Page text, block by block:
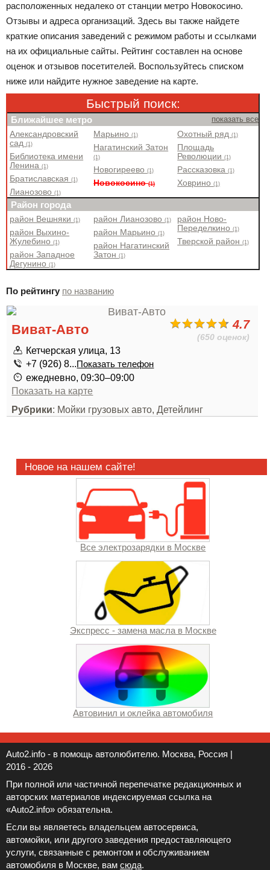
расположенных недалеко от станции метро Новокосино.
Отзывы и адреса организаций. Здесь вы также найдете
краткие описания заведений с режимом работы и ссылками
на их официальные сайты. Рейтинг составлен на основе
оценок и отзывов посетителей. Воспользуйтесь списком
ниже или найдите нужное заведение на карте.
Быстрый поиск:
Ближайшее метро показать все
Александровский
сад(1)
Библиотека имени
Ленина(1)
Братиславская(1)
Лианозово(1)
Марьино(1)
Нагатинский Затон
(1)
Новогиреево(1)
Новокосино(1)
Охотный ряд(1)
Площадь
Революции(1)
Рассказовка(1)
Ховрино(1)
Район города
район Вешняки(1)
район Выхино-
Жулебино(1)
район Западное
Дегунино(1)
район Лианозово(1)
район Марьино(1)
район Нагатинский
Затон(1)
район Ново-
Переделкино(1)
Тверской район(1)
По рейтингу по названию
4.7
(650 оценок)
Виват-Авто
Кетчерская улица, 13
+7 (926) 8...Показать телефон
ежедневно, 09:30–09:00
Показать на карте
Рубрики: Мойки грузовых авто, Детейлинг
Новое на нашем сайте!
Все электрозарядки в Москве
Экспресс - замена масла в Москве
Автовинил и оклейка автомобиля
Auto2.info - в помощь автолюбителю. Москва, Россия |
2016 - 2026
При полной или частичной перепечатке редакционных и
авторских материалов индексируемая ссылка на
«Auto2.info» обязательна.
Если вы являетесь владельцем автосервиса,
автомойки, или другого заведения предоставляющего
услуги, связанные с ремонтом и обслуживанием
автомобиля в Москве, вам сюда.